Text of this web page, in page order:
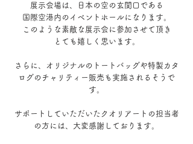
展示会場は、日本の空の玄関口である
国際空港内のイベントホールになります。
このような素敵な展示会に参加させて頂き
とても嬉しく思います。
さらに、オリジナルのトートバッグや特製カタ
ログのチャリティー販売も実施されるそうで
す。
サポートしていただいたクオリアートの担当者
の方には、大変感謝しております。